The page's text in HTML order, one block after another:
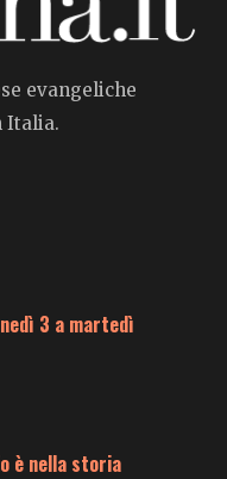
evangeliche
Italia.
3 a martedì
è nella storia